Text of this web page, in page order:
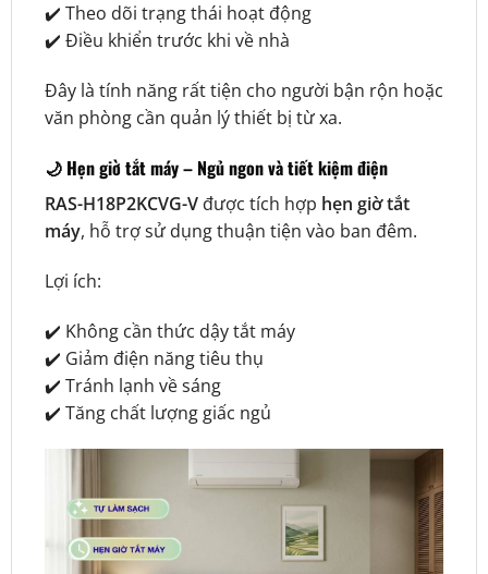
✔️ Theo dõi trạng thái hoạt động
✔️ Điều khiển trước khi về nhà
Đây là tính năng rất tiện cho người bận rộn hoặc
văn phòng cần quản lý thiết bị từ xa.
🌙 Hẹn giờ tắt máy – Ngủ ngon và tiết kiệm điện
RAS-H18P2KCVG-Vđược tích hợp hẹn giờ tắt
máy, hỗ trợ sử dụng thuận tiện vào ban đêm.
Lợi ích:
✔️ Không cần thức dậy tắt máy
✔️ Giảm điện năng tiêu thụ
✔️ Tránh lạnh về sáng
✔️ Tăng chất lượng giấc ngủ